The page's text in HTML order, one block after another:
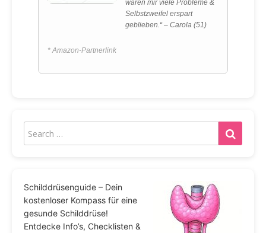
wären mir viele Probleme &
Selbstzweifel erspart
geblieben.“ – Carola (51)
* Amazon-Partnerlink
Schilddrüsenguide – Dein
kostenloser Kompass für eine
gesunde Schilddrüse!
Entdecke Info’s, Checklisten &